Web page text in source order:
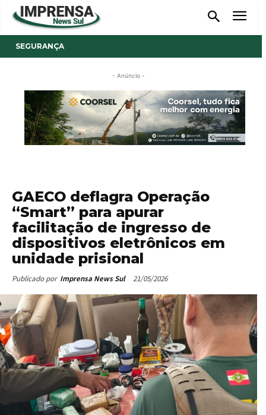
SEGURANÇA
- Anúncio -
GAECO deflagra Operação
“Smart” para apurar
facilitação de ingresso de
dispositivos eletrônicos em
unidade prisional
Publicado por Imprensa News Sul 21/05/2026